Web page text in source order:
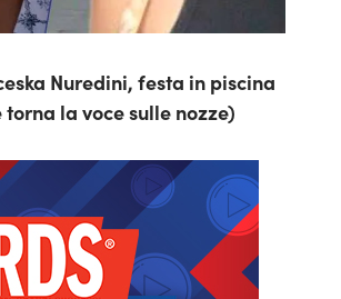
Nuredini, festa in piscina
la voce sulle nozze)